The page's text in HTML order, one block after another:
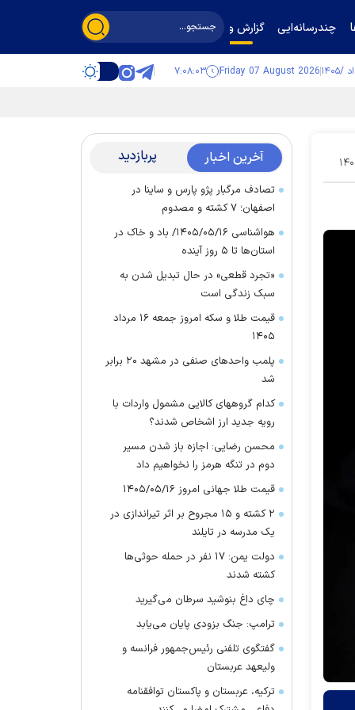
چندرسانه‌ایی گزارش و گفت‌وگو
Friday 07 August 2026 ۷:۰۸:۰۴
۱۴ آخرین اخبار پربازدید
تصادف مرگبار پژو پارس و ساینا در
اصفهان؛ ۷ کشته و مصدوم
هواشناسی ۱۴۰۵/۰۵/۱۶/ باد و خاک در
استان‌ها تا ۵ روز آینده
«تجرد قطعی» در حال تبدیل شدن به
سبک زندگی است
قیمت طلا و سکه امروز جمعه ۱۶ مرداد
۱۴۰۵
پلمب واحدهای صنفی در مشهد ۲۰ برابر
شد
کدام گروههای کالایی مشمول واردات با
رویه جدید ارز اشخاص شدند؟
محسن رضایی: اجازه باز شدن مسیر
دوم در تنگه هرمز را نخواهیم داد
قیمت طلا جهانی امروز ۱۴۰۵/۰۵/۱۶
۲ کشته و ۱۵ مجروح بر اثر تیراندازی در
یک مدرسه در تایلند
دولت یمن: ۱۷ نفر در حمله حوثی‌ها
کشته شدند
چای داغ بنوشید سرطان می‌گیرید
ترامپ: جنگ بزودی پایان می‌یابد
گفتگوی تلفنی رئیس‌جمهور فرانسه و
ولیعهد عربستان
ترکیه، عربستان و پاکستان توافقنامه